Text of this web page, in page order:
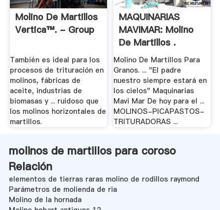
Molino De Martillos
Vertica™. - Group
También es ideal para los
procesos de trituración en
molinos, fábricas de
aceite, industrias de
biomasas y ... ruidoso que
los molinos horizontales de
martillos.
MAQUINARIAS
MAVIMAR: Molino
De Martillos .
Molino De Martillos Para
Granos. ... "El padre
nuestro siempre estará en
los cielos" Maquinarias
Mavi Mar De hoy para el ...
MOLINOS-PICAPASTOS-
TRITURADORAS ...
molinos de martillos para coroso
Relación
elementos de tierras raras molino de rodillos raymond
Parámetros de molienda de ria
Molino de la hornada